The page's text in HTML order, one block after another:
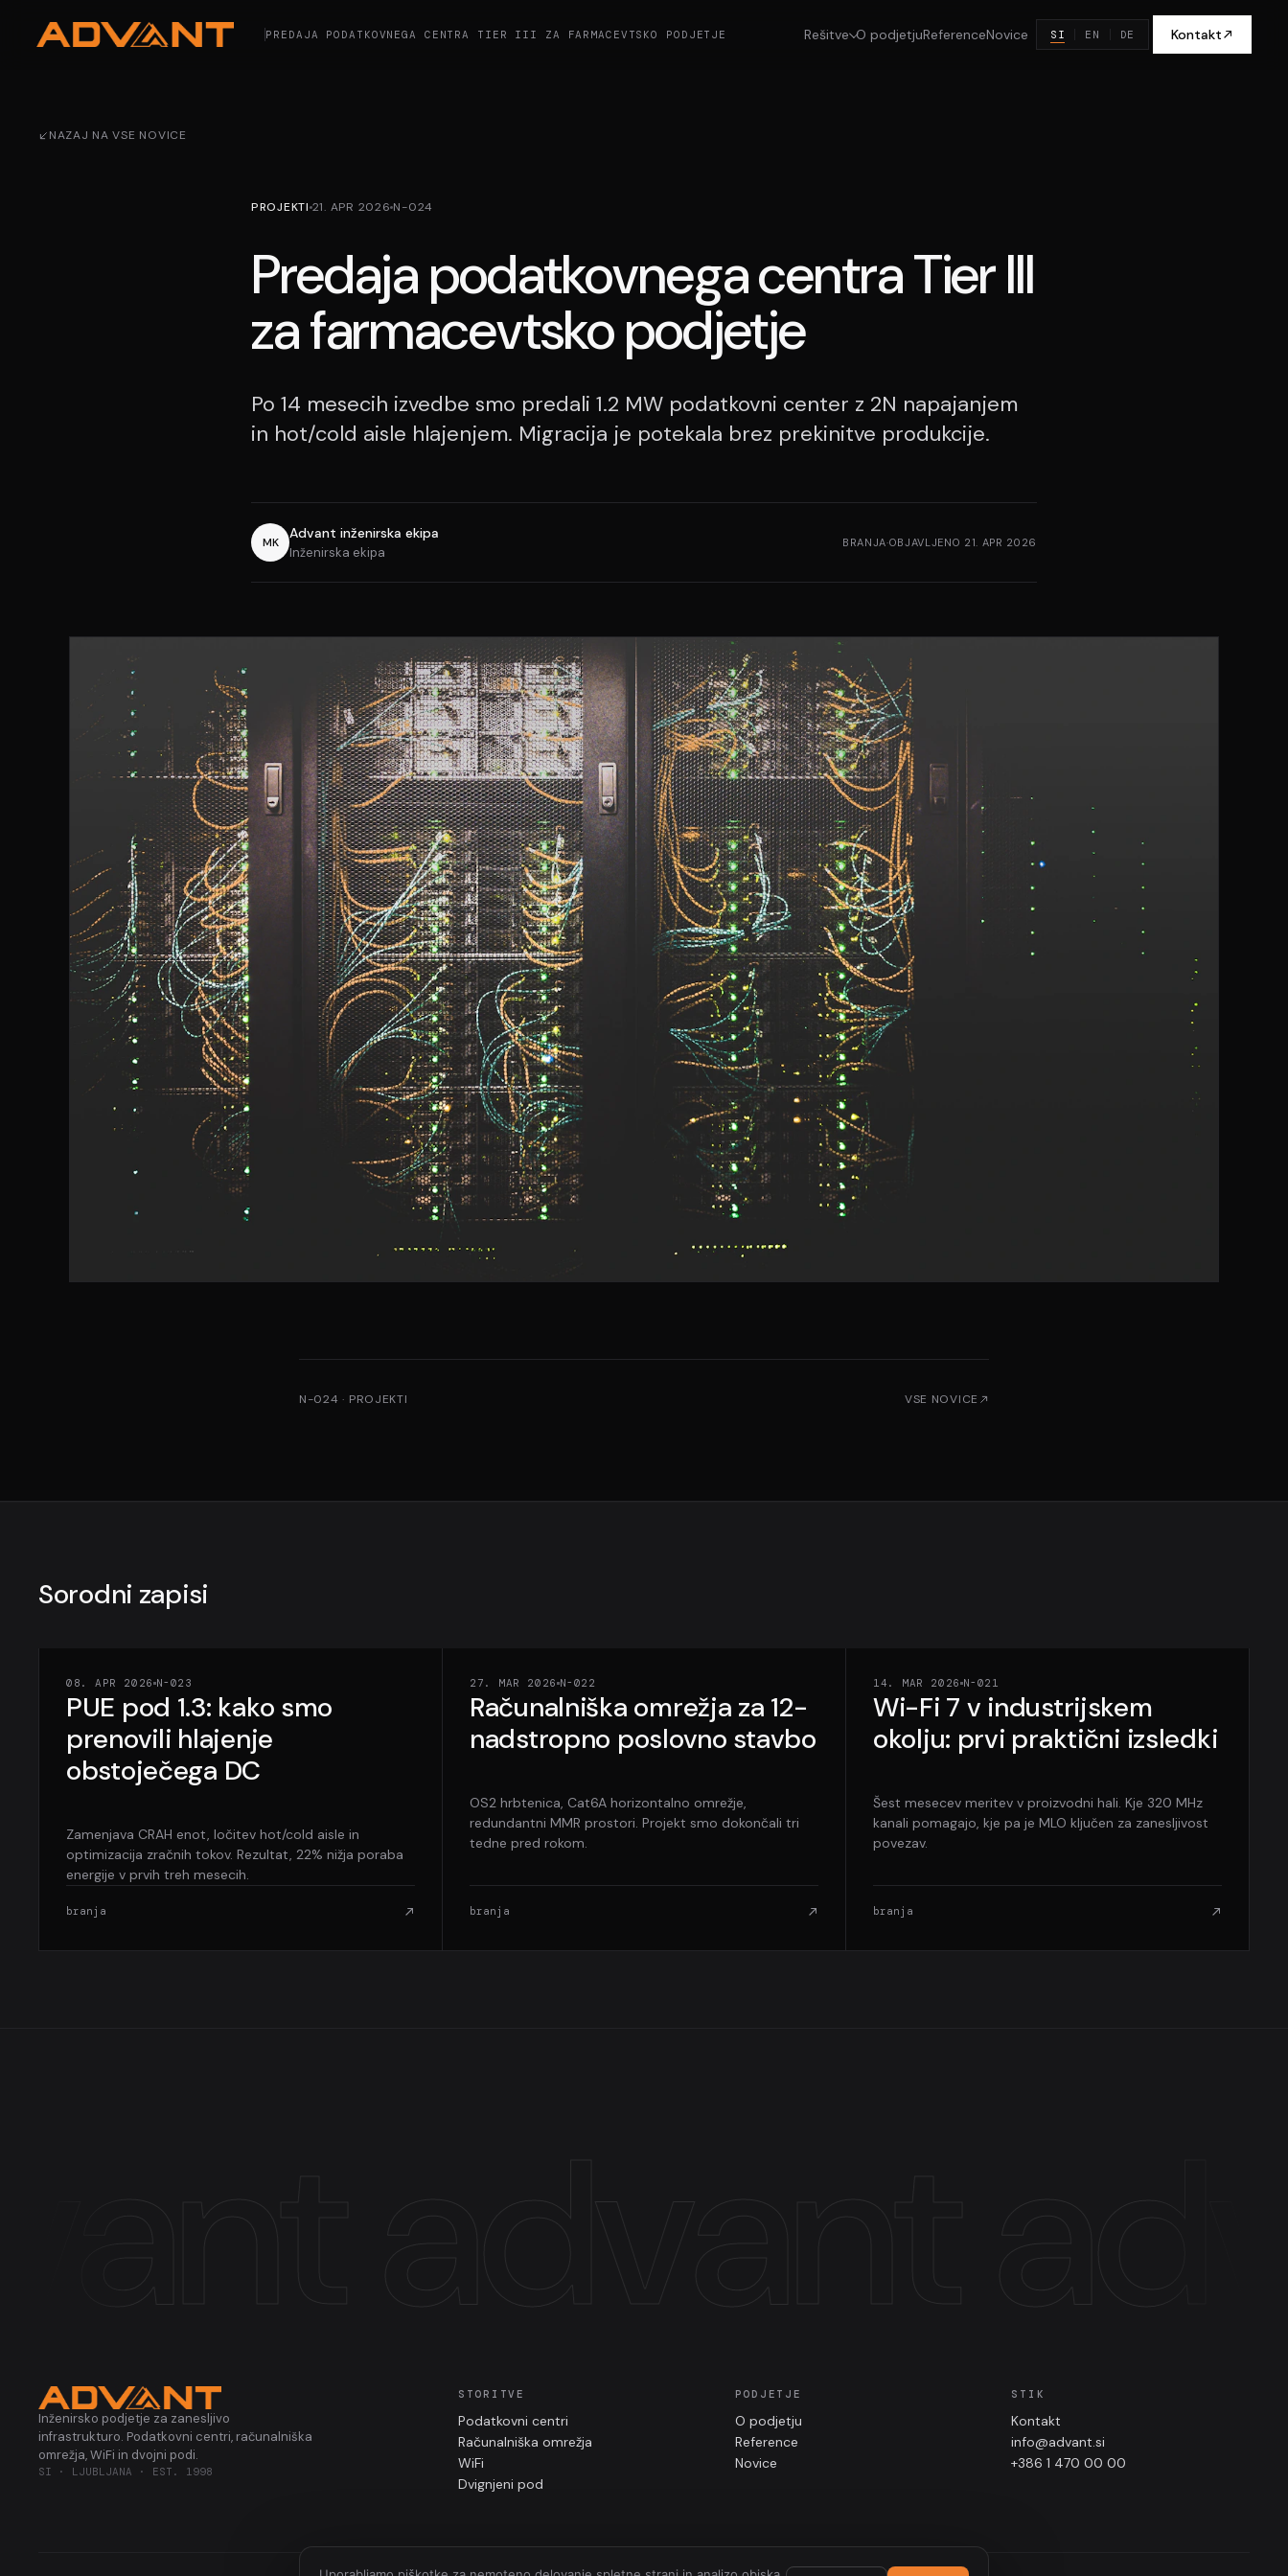
PREDAJA PODATKOVNEGA CENTRA TIER III ZA FARMACEVTSKO PODJETJE Rešitve O podjetjuReferenceNovice SI EN DE Kontakt
NAZAJ NA VSE NOVICE
PROJEKTI 21. APR 2026 N-024
Predaja podatkovnega centra Tier III
za farmacevtsko podjetje
Po 14 mesecih izvedbe smo predali 1.2 MW podatkovni center z 2N napajanjem
in hot/cold aisle hlajenjem. Migracija je potekala brez prekinitve produkcije.
MK
Advant inženirska ekipa
Inženirska ekipa
BRANJA·OBJAVLJENO 21. APR 2026
N-024 · PROJEKTI VSE NOVICE
Sorodni zapisi
08. APR 2026 N-023
PUE pod 1.3: kako smo
prenovili hlajenje
obstoječega DC
Zamenjava CRAH enot, ločitev hot/cold aisle in
optimizacija zračnih tokov. Rezultat, 22% nižja poraba
energije v prvih treh mesecih.
branja
27. MAR 2026 N-022
Računalniška omrežja za 12-
nadstropno poslovno stavbo
OS2 hrbtenica, Cat6A horizontalno omrežje,
redundantni MMR prostori. Projekt smo dokončali tri
tedne pred rokom.
branja
14. MAR 2026 N-021
Wi-Fi 7 v industrijskem
okolju: prvi praktični izsledki
Šest mesecev meritev v proizvodni hali. Kje 320 MHz
kanali pomagajo, kje pa je MLO ključen za zanesljivost
povezav.
branja
Inženirsko podjetje za zanesljivo
infrastrukturo. Podatkovni centri, računalniška
omrežja, WiFi in dvojni podi.
SI · LJUBLJANA · EST. 1998
STORITVE
Podatkovni centri
Računalniška omrežja
WiFi
Dvignjeni pod
PODJETJE
O podjetju
Reference
Novice
STIK
Kontakt
info@advant.si
+386 1 470 00 00